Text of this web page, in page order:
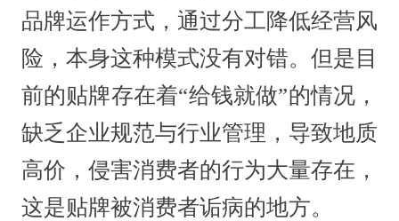
品牌运作方式，通过分工降低经营风
险，本身这种模式没有对错。但是目
前的贴牌存在着“给钱就做”的情况，
缺乏企业规范与行业管理，导致地质
高价，侵害消费者的行为大量存在，
这是贴牌被消费者诟病的地方。